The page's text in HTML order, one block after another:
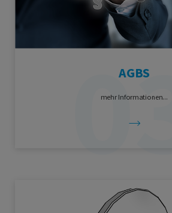
AGBS
mehr Informationen...